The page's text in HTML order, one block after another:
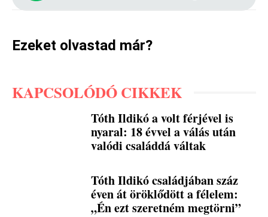
Ezeket olvastad már?
KAPCSOLÓDÓ CIKKEK
Tóth Ildikó a volt férjével is
nyaral: 18 évvel a válás után
valódi családdá váltak
Tóth Ildikó családjában száz
éven át öröklődött a félelem:
„Én ezt szeretném megtörni”